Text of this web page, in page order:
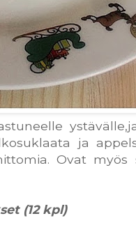
ja
Ovat myös
(12 kpl)